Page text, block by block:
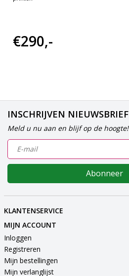
€290,-
INSCHRIJVEN NIEUWSBRIEF
Meld u nu aan en blijf op de hoogte!
Abonneer
KLANTENSERVICE
MIJN ACCOUNT
Inloggen
Registreren
Mijn bestellingen
Mijn verlanglijst